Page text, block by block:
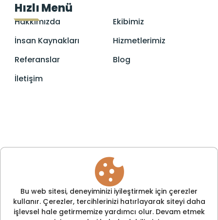
Hızlı Menü
Hakkımızda
Ekibimiz
İnsan Kaynakları
Hizmetlerimiz
Referanslar
Blog
İletişim
Bu web sitesi, deneyiminizi iyileştirmek için çerezler
kullanır. Çerezler, tercihlerinizi hatırlayarak siteyi daha
işlevsel hale getirmemize yardımcı olur. Devam etmek